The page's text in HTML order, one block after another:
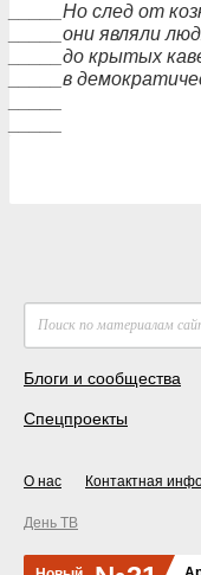
_____Но след от
_____они являли
_____до крытых
_____в
Блоги и сообщества
Спецпроекты
О нас Контактная
День ТВ